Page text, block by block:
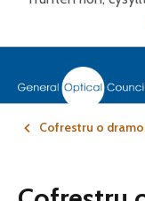
Cofrestru o